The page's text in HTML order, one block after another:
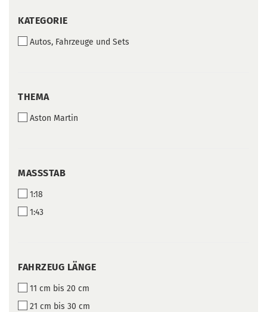
KATEGORIE
KATEGORIE
Autos, Fahrzeuge und Sets
THEMA
THEMA
Aston Martin
MASSSTAB
MASSSTAB
1:18
1:43
FAHRZEUG
FAHRZEUG LÄNGE
11 cm bis 20 cm
21 cm bis 30 cm